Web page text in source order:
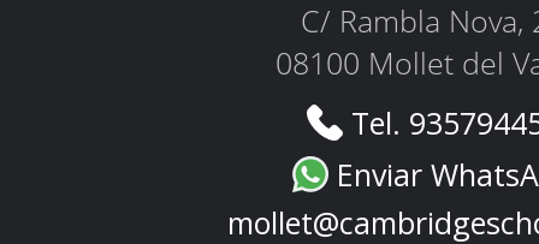
C/ Rambla Nova,
08100 Mollet del
Tel.
Enviar